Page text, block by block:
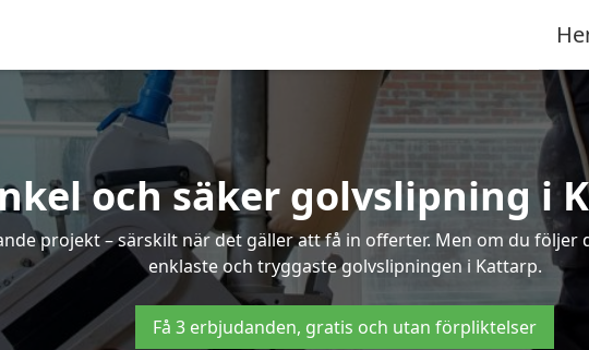
och säker golvslipning i
projekt – särskilt när det gäller att få in offerter. Men om du
enklaste och tryggaste golvslipningen i Kattarp.
Få 3 erbjudanden, gratis och utan förpliktelser